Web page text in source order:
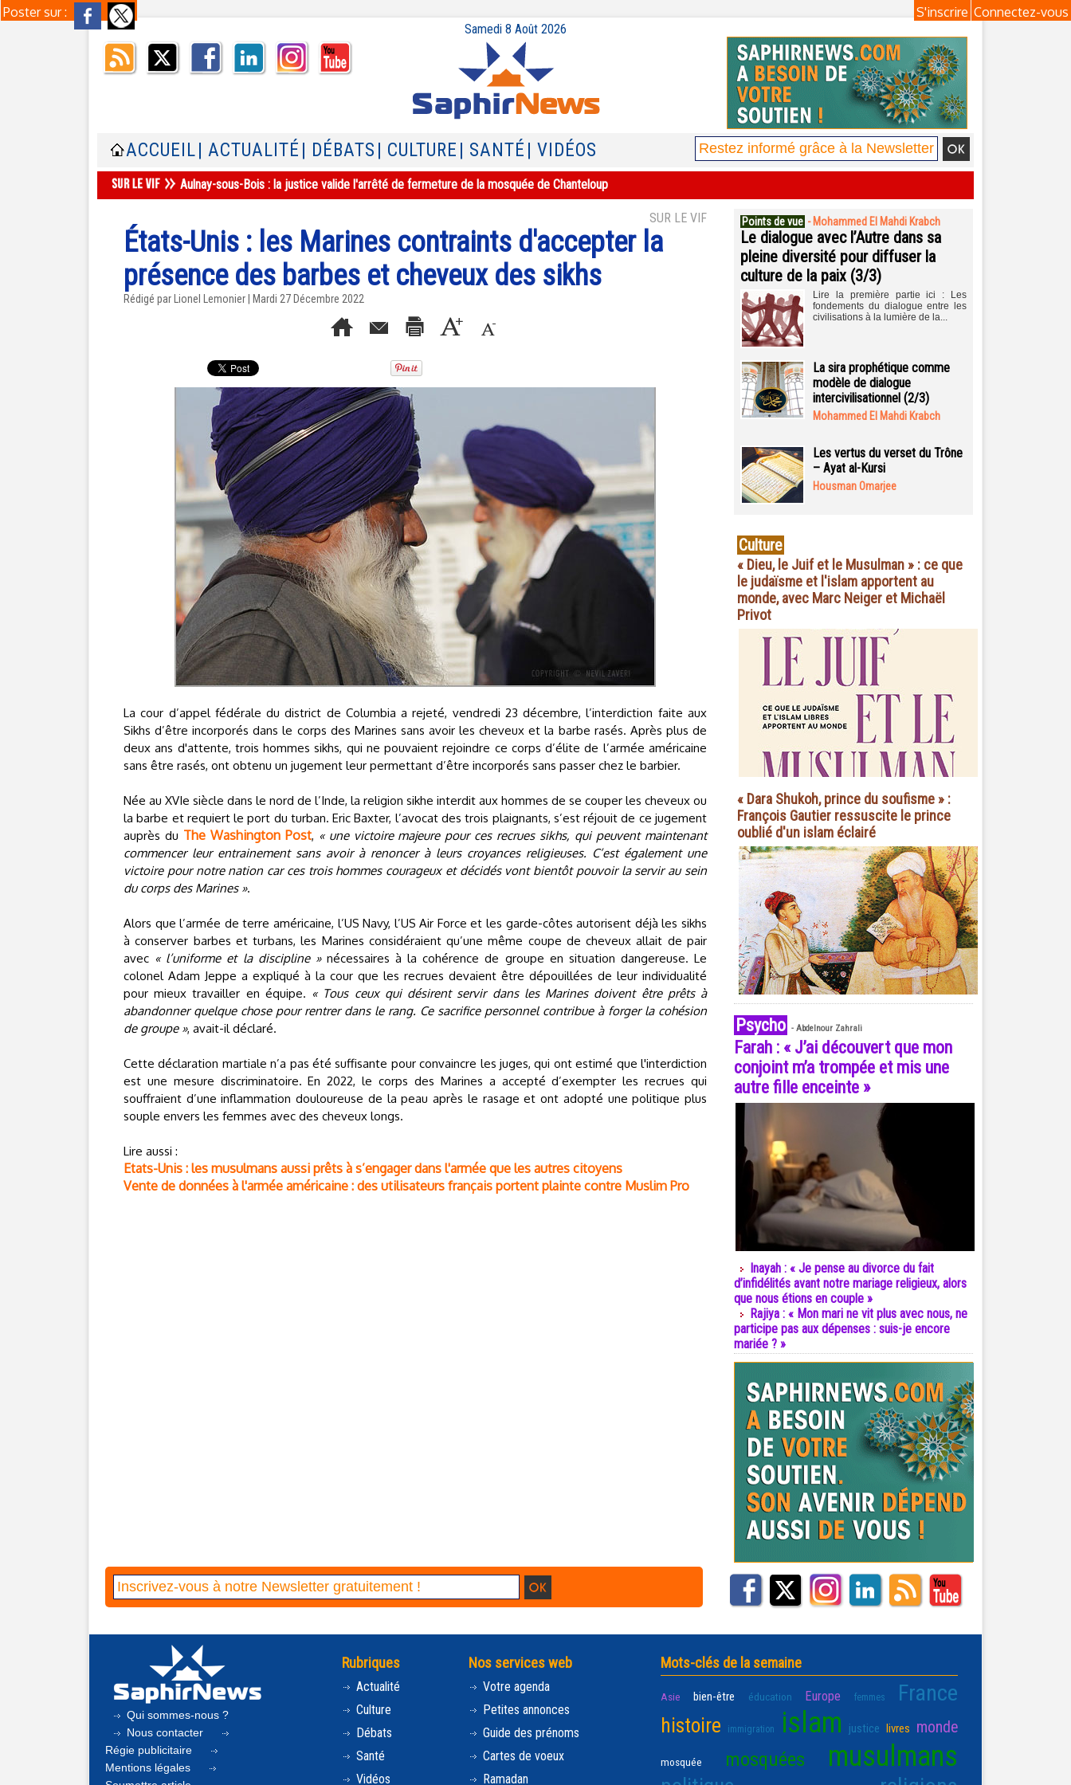
Poster sur : Connectez-vous
S'inscrire
Samedi 8 Août 2026
ACCUEIL | ACTUALITÉ | DÉBATS | CULTURE | SANTÉ | VIDÉOS
Aulnay-sous-Bois : la justice valide l'arrêté de fermeture de la mosquée de Chanteloup
SUR LE VIF
États-Unis : les Marines contraints d'accepter la
présence des barbes et cheveux des sikhs
Rédigé par Lionel Lemonier | Mardi 27 Décembre 2022
La cour d’appel fédérale du district de Columbia a rejeté, vendredi 23 décembre, l’interdiction faite aux
Sikhs d’être incorporés dans le corps des Marines sans avoir les cheveux et la barbe rasés. Après plus de
deux ans d'attente, trois hommes sikhs, qui ne pouvaient rejoindre ce corps d’élite de l’armée américaine
sans être rasés, ont obtenu un jugement leur permettant d’être incorporés sans passer chez le barbier.
Née au XVIe siècle dans le nord de l’Inde, la religion sikhe interdit aux hommes de se couper les cheveux ou
la barbe et requiert le port du turban. Eric Baxter, l’avocat des trois plaignants, s’est réjouit de ce jugement
auprès du The Washington Post, « une victoire majeure pour ces recrues sikhs, qui peuvent maintenant
commencer leur entrainement sans avoir à renoncer à leurs croyances religieuses. C’est également une
victoire pour notre nation car ces trois hommes courageux et décidés vont bientôt pouvoir la servir au sein
du corps des Marines ».
Alors que l’armée de terre américaine, l’US Navy, l’US Air Force et les garde-côtes autorisent déjà les sikhs
à conserver barbes et turbans, les Marines considéraient qu’une même coupe de cheveux allait de pair
avec « l’uniforme et la discipline »nécessaires à la cohérence de groupe en situation dangereuse. Le
colonel Adam Jeppe a expliqué à la cour que les recrues devaient être dépouillées de leur individualité
pour mieux travailler en équipe. « Tous ceux qui désirent servir dans les Marines doivent être prêts à
abandonner quelque chose pour rentrer dans le rang. Ce sacrifice personnel contribue à forger la cohésion
de groupe », avait-il déclaré.
Cette déclaration martiale n’a pas été suffisante pour convaincre les juges, qui ont estimé que l'interdiction
est une mesure discriminatoire. En 2022, le corps des Marines a accepté d’exempter les recrues qui
souffraient d’une inflammation douloureuse de la peau après le rasage et ont adopté une politique plus
souple envers les femmes avec des cheveux longs.
Lire aussi :
Etats-Unis : les musulmans aussi prêts à s’engager dans l'armée que les autres citoyens
Vente de données à l'armée américaine : des utilisateurs français portent plainte contre Muslim Pro
Points de vue - Mohammed El Mahdi Krabch
Le dialogue avec l’Autre dans sa
pleine diversité pour diffuser la
culture de la paix (3/3)
Lire la première partie ici : Les
fondements du dialogue entre les
civilisations à la lumière de la...
La sira prophétique comme
modèle de dialogue
intercivilisationnel (2/3)
Mohammed El Mahdi Krabch
Les vertus du verset du Trône
– Ayat al-Kursi
Housman Omarjee
Culture
« Dieu, le Juif et le Musulman » : ce que
le judaïsme et l'islam apportent au
monde, avec Marc Neiger et Michaël
Privot
« Dara Shukoh, prince du soufisme » :
François Gautier ressuscite le prince
oublié d'un islam éclairé
Psycho - Abdelnour Zahrali
Farah : « J’ai découvert que mon
conjoint m’a trompée et mis une
autre fille enceinte »
Inayah : « Je pense au divorce du fait
d’infidélités avant notre mariage religieux, alors
que nous étions en couple »
Rajiya : « Mon mari ne vit plus avec nous, ne
participe pas aux dépenses : suis-je encore
mariée ? »
Qui sommes-nous ?
Nous contacter
Régie publicitaire
Mentions légales
Rubriques
Actualité
Culture
Débats
Santé
Vidéos
Nos services web
Votre agenda
Petites annonces
Guide des prénoms
Cartes de voeux
Ramadan
Mots-clés de la semaine
Asie bien-être éducation Europe femmes France
histoire immigration islam justice livres monde
mosquée mosquées musulmans